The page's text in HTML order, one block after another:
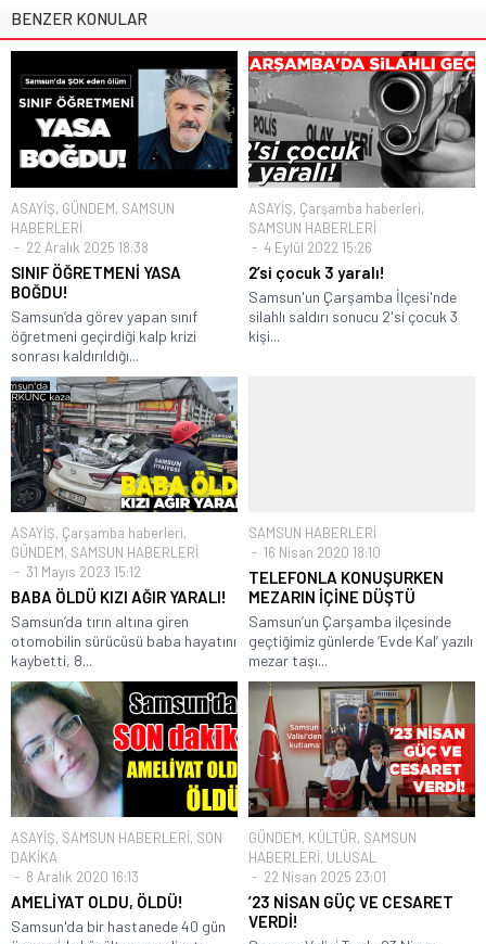
BENZER KONULAR
ASAYİŞ, GÜNDEM, SAMSUN
HABERLERİ
22 Aralık 2025 18:38
SINIF ÖĞRETMENİ YASA
BOĞDU!
Samsun’da görev yapan sınıf
öğretmeni geçirdiği kalp krizi
sonrası kaldırıldığı...
ASAYİŞ, Çarşamba haberleri,
SAMSUN HABERLERİ
4 Eylül 2022 15:26
2’si çocuk 3 yaralı!
Samsun'un Çarşamba İlçesi'nde
silahlı saldırı sonucu 2'si çocuk 3
kişi...
ASAYİŞ, Çarşamba haberleri,
GÜNDEM, SAMSUN HABERLERİ
31 Mayıs 2023 15:12
BABA ÖLDÜ KIZI AĞIR YARALI!
Samsun’da tırın altına giren
otomobilin sürücüsü baba hayatını
kaybetti, 8...
SAMSUN HABERLERİ
16 Nisan 2020 18:10
TELEFONLA KONUŞURKEN
MEZARIN İÇİNE DÜŞTÜ
Samsun’un Çarşamba ilçesinde
geçtiğimiz günlerde ‘Evde Kal’ yazılı
mezar taşı...
ASAYİŞ, SAMSUN HABERLERİ, SON
DAKİKA
8 Aralık 2020 16:13
AMELİYAT OLDU, ÖLDÜ!
Samsun'da bir hastanede 40 gün
GÜNDEM, KÜLTÜR, SAMSUN
HABERLERİ, ULUSAL
22 Nisan 2025 23:01
’23 NİSAN GÜÇ VE CESARET
VERDİ!